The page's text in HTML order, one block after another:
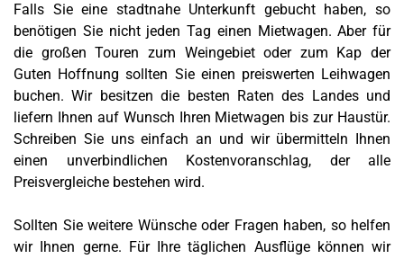
Falls Sie eine stadtnahe Unterkunft gebucht haben, so
benötigen Sie nicht jeden Tag einen Mietwagen. Aber für
die großen Touren zum Weingebiet oder zum Kap der
Guten Hoffnung sollten Sie einen preiswerten Leihwagen
buchen. Wir besitzen die besten Raten des Landes und
liefern Ihnen auf Wunsch Ihren Mietwagen bis zur Haustür.
Schreiben Sie uns einfach an und wir übermitteln Ihnen
einen unverbindlichen Kostenvoranschlag, der alle
Preisvergleiche bestehen wird.
Sollten Sie weitere Wünsche oder Fragen haben, so helfen
wir Ihnen gerne. Für Ihre täglichen Ausflüge können wir